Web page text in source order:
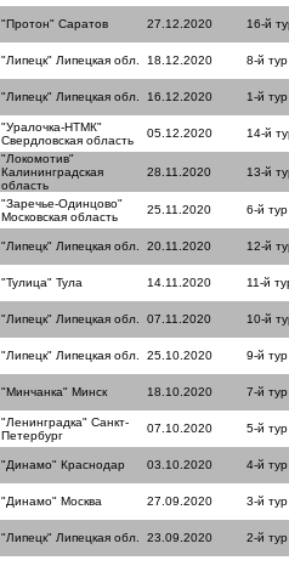
"Протон" Саратов 27.12.2020 16-й
"Липецк" Липецкая обл. 18.12.2020 8-й тур
"Липецк" Липецкая обл. 16.12.2020 1-й тур
"Уралочка-НТМК"
Свердловская область
05.12.2020 14-й
"Локомотив"
Калининградская
область
28.11.2020 13-й
"Заречье-Одинцово"
Московская область
25.11.2020 6-й тур
"Липецк" Липецкая обл. 20.11.2020 12-й
"Тулица" Тула 14.11.2020 11-й
"Липецк" Липецкая обл. 07.11.2020 10-й
"Липецк" Липецкая обл. 25.10.2020 9-й тур
"Минчанка" Минск 18.10.2020 7-й тур
"Ленинградка" Санкт-
Петербург
07.10.2020 5-й тур
"Динамо" Краснодар 03.10.2020 4-й тур
"Динамо" Москва 27.09.2020 3-й тур
"Липецк" Липецкая обл. 23.09.2020 2-й тур